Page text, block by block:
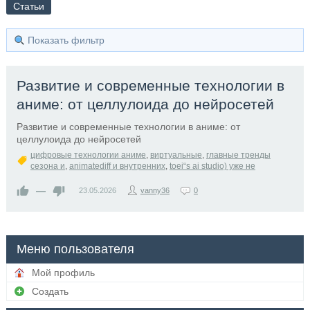
Статьи
Показать фильтр
Развитие и современные технологии в
аниме: от целлулоида до нейросетей
Развитие и современные технологии в аниме: от
целлулоида до нейросетей
цифровые технологии аниме, виртуальные, главные тренды
сезона и, animatediff и внутренних, toei“s ai studio) уже не
— 23.05.2026 vanny36 0
Меню пользователя
Мой профиль
Создать